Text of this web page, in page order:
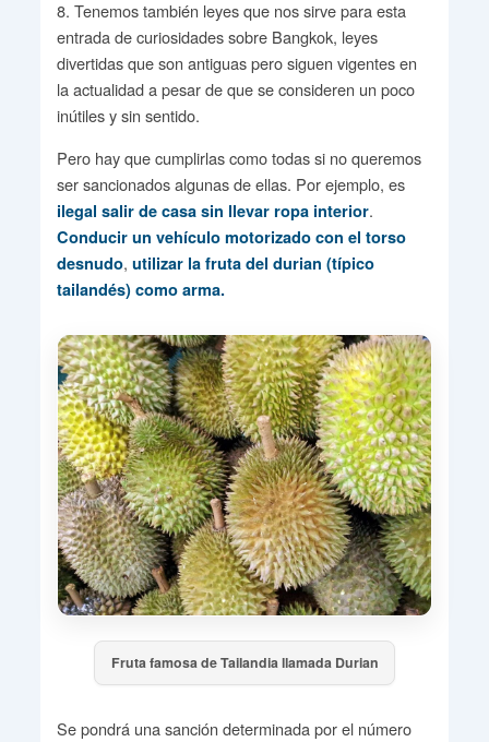
8. Tenemos también leyes que nos sirve para esta
entrada de curiosidades sobre Bangkok, leyes
divertidas que son antiguas pero siguen vigentes en
la actualidad a pesar de que se consideren un poco
inútiles y sin sentido.
Pero hay que cumplirlas como todas si no queremos
ser sancionados algunas de ellas. Por ejemplo, es
ilegal salir de casa sin llevar ropa interior.
Conducir un vehículo motorizado con el torso
desnudo, utilizar la fruta del durian (típico
tailandés) como arma.
Fruta famosa de Tailandia llamada Durian
Se pondrá una sanción determinada por el número